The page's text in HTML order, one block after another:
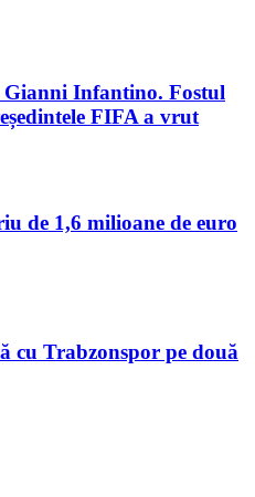
Gianni Infantino. Fostul
FIFA a vrut
de 1,6 milioane de euro
cu Trabzonspor pe două